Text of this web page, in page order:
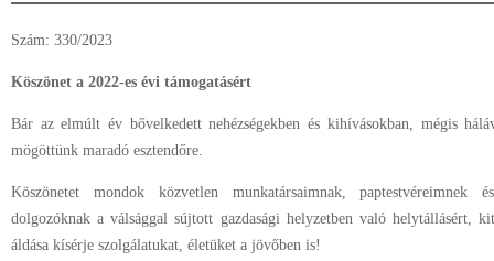
Szám: 330/2023
Köszönet a 2022-es évi támogatásért
Bár az elmúlt év bővelkedett nehézségekben és kihívásokban, mégis
mögöttünk maradó esztendőre.
Köszönetet mondok közvetlen munkatársaimnak, paptestvéreimnek
dolgozóknak a válsággal sújtott gazdasági helyzetben való helytállásért,
áldása kísérje szolgálatukat, életüket a jövőben is!